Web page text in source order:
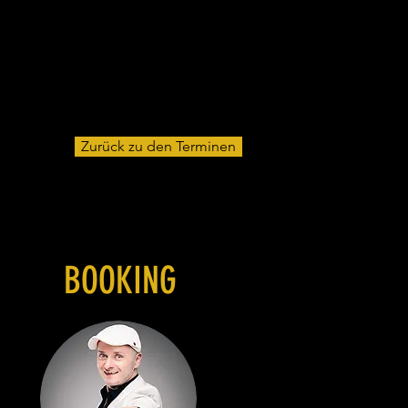
Zurück zu den Terminen
BOOKING